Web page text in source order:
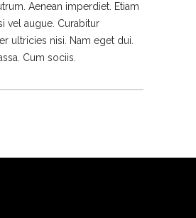
Aenean imperdiet. Etiam
vel augue. Curabitur
ultricies nisi. Nam eget dui.
Cum sociis.